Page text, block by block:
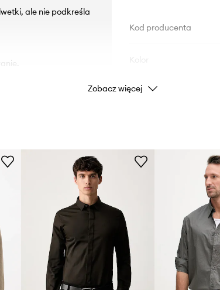
ale nie podkreśla
Kod producenta
Marka
ID Produktu
Zobacz więcej